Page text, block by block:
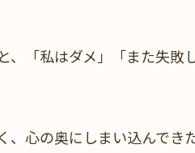
、「私はダメ」「また失敗
、心の奥にしまい込んでき